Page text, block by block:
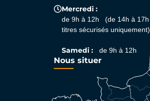
Mercredi :
de 9h à 12h (de 14h à 17h
titres sécurisés uniquement)
Samedi : de 9h à 12h
Nous situer